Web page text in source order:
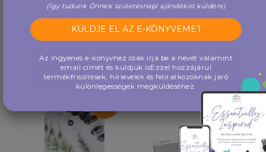
(Így tudunk Önnek születésnapi ajándékot küldeni)
Az ingyenes e-könyvhez csak írja be a nevét valamint
email címét és küldjük isEzzel hozzájárul
termékfrissítések, hírlevelek és feliratkozóknak járó
különlegességek megküldéséhez.
14,000 Ft 2,500 Ft
VÁSÁROLJON MOST